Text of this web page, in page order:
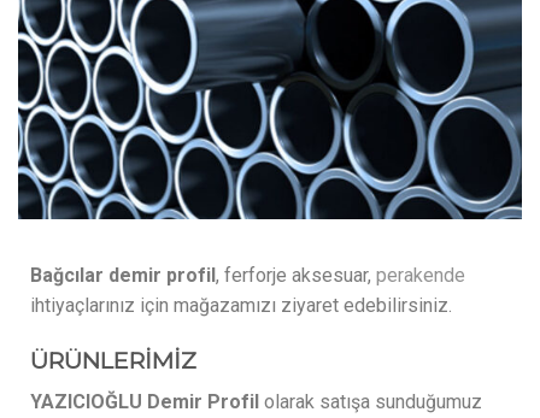
Bağcılar demir profil , ferforje aksesuar, perakende
ihtiyaçlarınız için mağazamızı ziyaret edebilirsiniz.
ÜRÜNLERİMİZ
YAZICIOĞLU Demir Profil olarak satışa sunduğumuz